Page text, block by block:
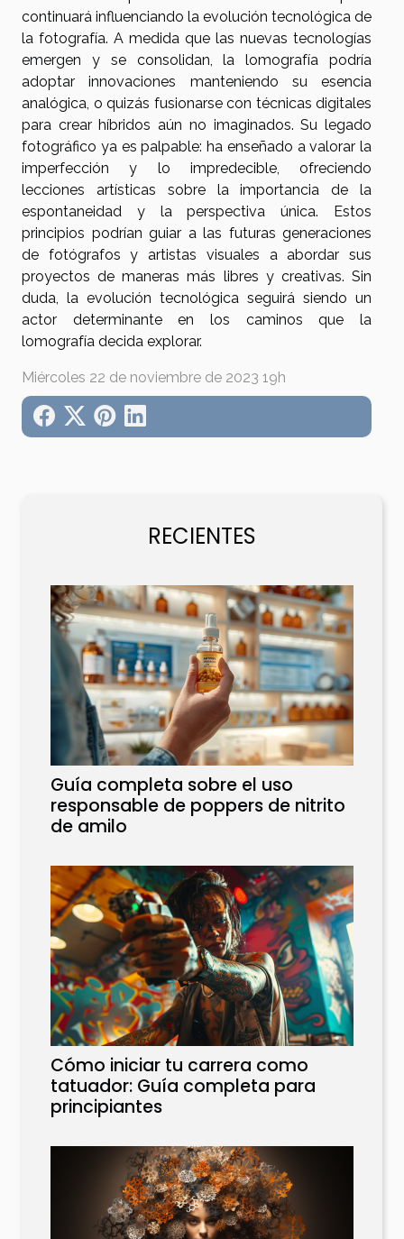
continuará influenciando la evolución tecnológica de
la fotografía. A medida que las nuevas tecnologías
emergen y se consolidan, la lomografía podría
adoptar innovaciones manteniendo su esencia
analógica, o quizás fusionarse con técnicas digitales
para crear híbridos aún no imaginados. Su legado
fotográfico ya es palpable: ha enseñado a valorar la
imperfección y lo impredecible, ofreciendo
lecciones artísticas sobre la importancia de la
espontaneidad y la perspectiva única. Estos
principios podrían guiar a las futuras generaciones
de fotógrafos y artistas visuales a abordar sus
proyectos de maneras más libres y creativas. Sin
duda, la evolución tecnológica seguirá siendo un
actor determinante en los caminos que la
lomografía decida explorar.
Miércoles 22 de noviembre de 2023 19h
RECIENTES
Guía completa sobre el uso
responsable de poppers de nitrito
de amilo
Cómo iniciar tu carrera como
tatuador: Guía completa para
principiantes